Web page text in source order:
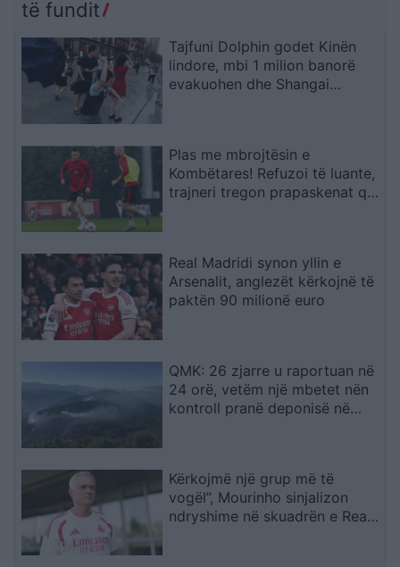
Shqipërinë larg politikës
të fundit
Tajfuni Dolphin godet Kinën
lindore, mbi 1 milion banorë
evakuohen dhe Shangai
Plas me mbrojtësin e
Kombëtares! Refuzoi të luante,
trajneri tregon prapaskenat që
Real Madridi synon yllin e
Arsenalit, anglezët kërkojnë të
paktën 90 milionë euro
QMK: 26 zjarre u raportuan në
24 orë, vetëm një mbetet nën
kontroll pranë deponisë në
Kërkojmë një grup më të
vogël”, Mourinho sinjalizon
ndryshime në skuadrën e Real